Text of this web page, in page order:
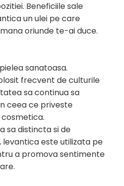
Beneficiile sale
un ulei pe care
oriunde te-ai duce.
sanatoasa.
frecvent de culturile
sa continua sa
ceea ce priveste
cosmetica.
sa distincta si de
levantica este utilizata pe
a promova sentimente